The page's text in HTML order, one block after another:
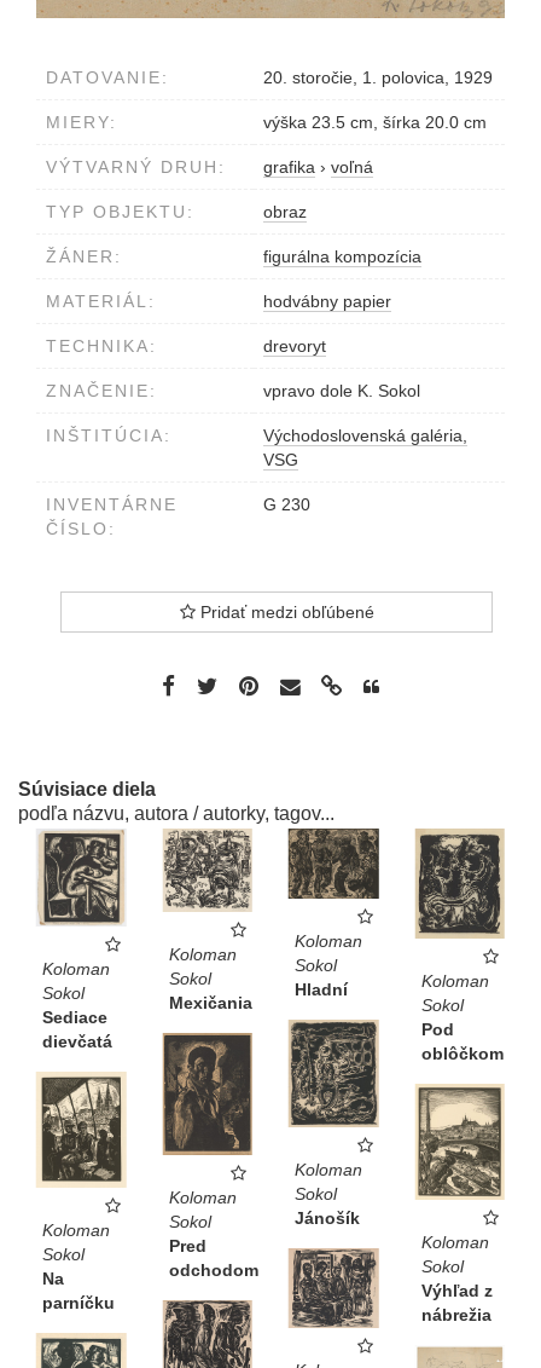
DATOVANIE: 20. storočie, 1. polovica, 1929
MIERY: výška 23.5 cm, šírka 20.0 cm
VÝTVARNÝ DRUH: grafika › voľná
TYP OBJEKTU: obraz
ŽÁNER: figurálna kompozícia
MATERIÁL: hodvábny papier
TECHNIKA: drevoryt
ZNAČENIE: vpravo dole K. Sokol
INŠTITÚCIA:
Východoslovenská galéria,
VSG
INVENTÁRNE
ČÍSLO:
G 230
Pridať medzi obľúbené
Súvisiace diela
podľa názvu, autora / autorky, tagov...
Koloman
Sokol
Sediace
dievčatá
Koloman
Sokol
Mexičania
Koloman
Sokol
Hladní
Koloman
Sokol
Pod
oblôčkom
Koloman
Sokol
Jánošík
Koloman
Sokol
Pred
odchodom
Koloman
Sokol
Na
parníčku
Koloman
Sokol
Výhľad z
nábrežia